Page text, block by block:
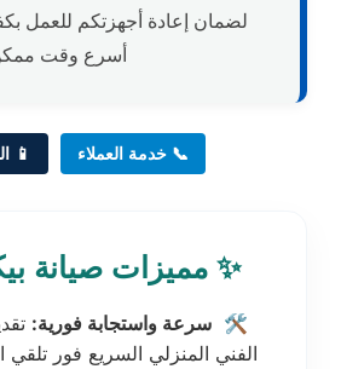
لضمان إعادة أجهزتكم للعمل
أسرع وقت
📞 خدمة العملاء 📱
✨ مميزات صيانة
🛠️ سرعة واستجابة فورية:
الفني المنزلي السريع فور تلقي